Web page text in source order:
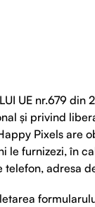
UE nr.679
și privind
Pixels are
le furnizezi, în
adresa